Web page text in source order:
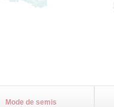
Mode de semis